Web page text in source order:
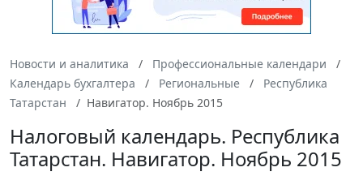
Новости и аналитика
Профессиональные календари
Календарь бухгалтера
Региональные
Республика
Татарстан
Навигатор. Ноябрь 2015
Налоговый календарь. Республика
Татарстан. Навигатор. Ноябрь 2015